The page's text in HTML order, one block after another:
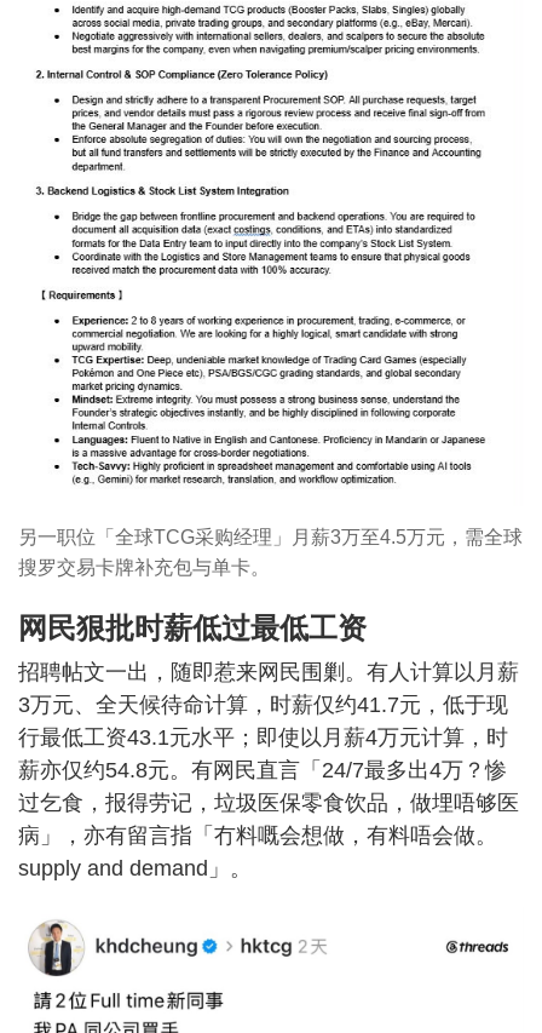
另一职位「全球TCG采购经理」月薪3万至4.5万元，需全球
搜罗交易卡牌补充包与单卡。
网民狠批时薪低过最低工资
招聘帖文一出，随即惹来网民围剿。有人计算以月薪
3万元、全天候待命计算，时薪仅约41.7元，低于现
行最低工资43.1元水平；即使以月薪4万元计算，时
薪亦仅约54.8元。有网民直言「24/7最多出4万？惨
过乞食，报得劳记，垃圾医保零食饮品，做埋唔够医
病」，亦有留言指「冇料嘅会想做，有料唔会做。
supply and demand」。